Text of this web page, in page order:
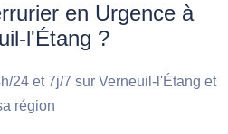
en Urgence à
l'Étang ?
24 et 7j/7 sur Verneuil-l'Étang et
région